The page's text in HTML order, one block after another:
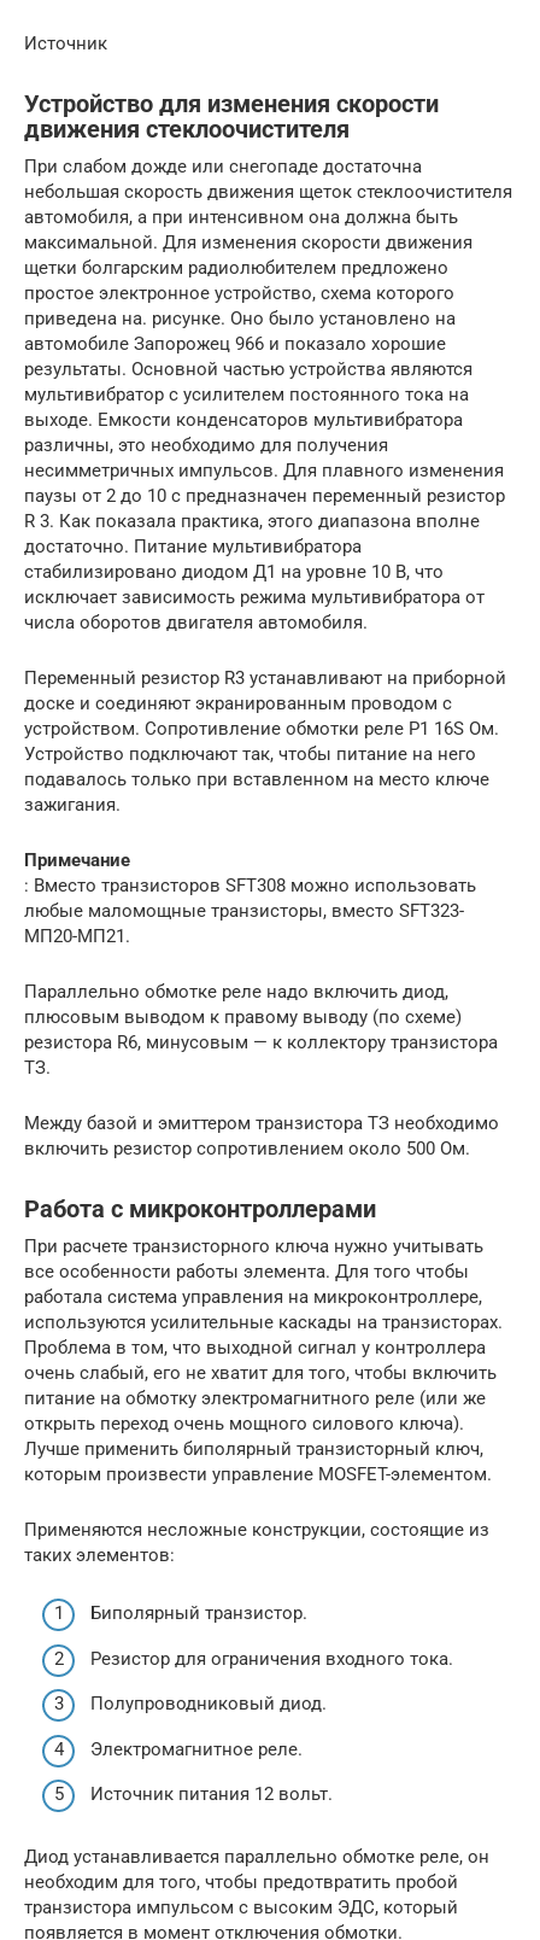
Источник
Устройство для изменения скорости
движения стеклоочистителя
При слабом дожде или снегопаде достаточна
небольшая скорость движения щеток стеклоочистителя
автомобиля, а при интенсивном она должна быть
максимальной. Для изменения скорости движения
щетки болгарским радиолюбителем предложено
простое электронное устройство, схема которого
приведена на. рисунке. Оно было установлено на
автомобиле Запорожец 966 и показало хорошие
результаты. Основной частью устройства являются
мультивибратор с усилителем постоянного тока на
выходе. Емкости конденсаторов мультивибратора
различны, это необходимо для получения
несимметричных импульсов. Для плавного изменения
паузы от 2 до 10 с предназначен переменный резистор
R 3. Как показала практика, этого диапазона вполне
достаточно. Питание мультивибратора
стабилизировано диодом Д1 на уровне 10 В, что
исключает зависимость режима мультивибратора от
числа оборотов двигателя автомобиля.
Переменный резистор R3 устанавливают на приборной
доске и соединяют экранированным проводом с
устройством. Сопротивление обмотки реле P1 16S Ом.
Устройство подключают так, чтобы питание на него
подавалось только при вставленном на место ключе
зажигания.
Примечание
: Вместо транзисторов SFT308 можно использовать
любые маломощные транзисторы, вместо SFT323-
МП20-МП21.
Параллельно обмотке реле надо включить диод,
плюсовым выводом к правому выводу (по схеме)
резистора R6, минусовым — к коллектору транзистора
ТЗ.
Между базой и эмиттером транзистора ТЗ необходимо
включить резистор сопротивлением около 500 Ом.
Работа с микроконтроллерами
При расчете транзисторного ключа нужно учитывать
все особенности работы элемента. Для того чтобы
работала система управления на микроконтроллере,
используются усилительные каскады на транзисторах.
Проблема в том, что выходной сигнал у контроллера
очень слабый, его не хватит для того, чтобы включить
питание на обмотку электромагнитного реле (или же
открыть переход очень мощного силового ключа).
Лучше применить биполярный транзисторный ключ,
которым произвести управление MOSFET-элементом.
Применяются несложные конструкции, состоящие из
таких элементов:
Биполярный транзистор.
Резистор для ограничения входного тока.
Полупроводниковый диод.
Электромагнитное реле.
Источник питания 12 вольт.
Диод устанавливается параллельно обмотке реле, он
необходим для того, чтобы предотвратить пробой
транзистора импульсом с высоким ЭДС, который
появляется в момент отключения обмотки.